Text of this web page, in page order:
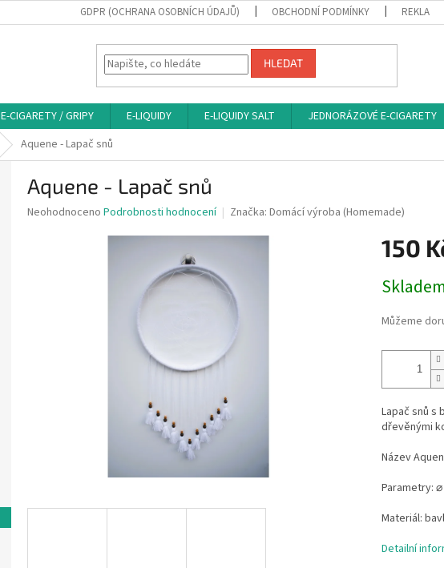
GDPR (OCHRANA OSOBNÍCH ÚDAJŮ) OBCHODNÍ PODMÍNKY
HLEDAT
E-CIGARETY / GRIPY E-LIQUIDY E-LIQUIDY SALT JEDNORÁZOVÉ E-CIGARETY
Aquene - Lapač snů
Aquene - Lapač snů
Průměrné
Neohodnoceno Podrobnosti hodnocení Značka: Domácí výroba (Homemade)
150
cena:
Můžeme
Lapač snů s
dřevěnými
Název
Parametry:
Materiál:
Detailní